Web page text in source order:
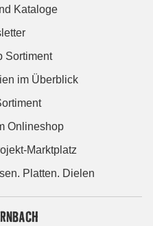
Kataloge
Sortiment
im Überblick
Onlineshop
Marktplatz
Platten. Dielen